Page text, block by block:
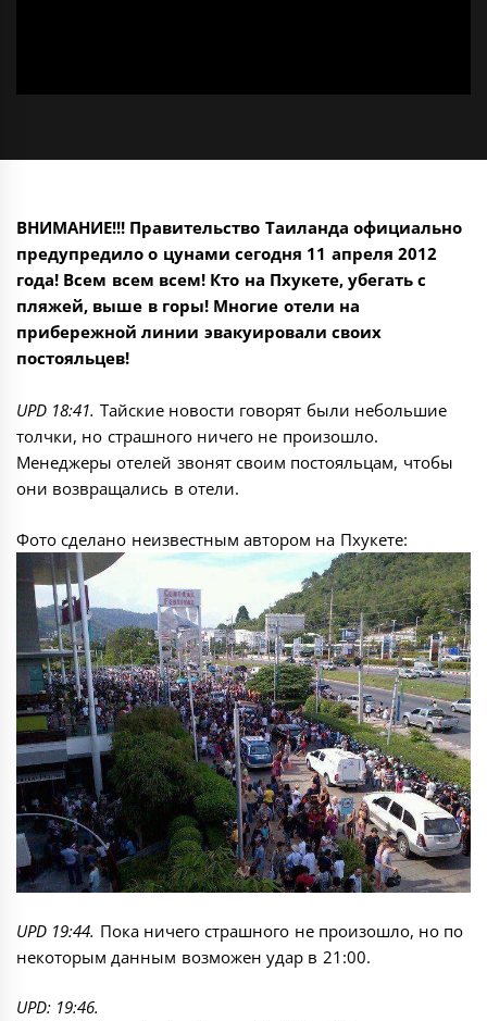
ВНИМАНИЕ!!! Правительство Таиланда официально
предупредило о цунами сегодня 11 апреля 2012
года! Всем всем всем! Кто на Пхукете, убегать с
пляжей, выше в горы! Многие отели на
прибережной линии эвакуировали своих
постояльцев!
UPD 18:41. Тайские новости говорят были небольшие
толчки, но страшного ничего не произошло.
Менеджеры отелей звонят своим постояльцам, чтобы
они возвращались в отели.
Фото сделано неизвестным автором на Пхукете:
UPD 19:44. Пока ничего страшного не произошло, но по
некоторым данным возможен удар в 21:00.
UPD: 19:46.